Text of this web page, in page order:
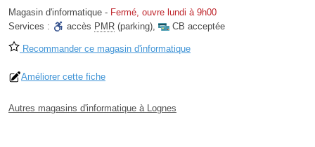
Magasin d'informatique - Fermé, ouvre lundi à 9h00
Services :
accès PMR (parking), CB acceptée
Recommander ce magasin d'informatique
Améliorer cette fiche
Autres magasins d'informatique à Lognes